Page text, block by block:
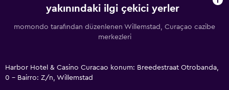
yakınındaki ilgi çekici yerler
momondo tarafından düzenlenen Willemstad, Curaçao cazibe
merkezleri
Harbor Hotel & Casino Curacao konum: Breedestraat Otrobanda,
0 - Bairro: Z/n, Willemstad